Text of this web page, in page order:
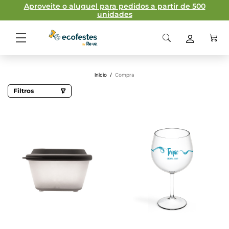
Aproveite o aluguel para pedidos a partir de 500
unidades
Início / Compra
Filtros
Acessórios sustentáveis
Copos Champanhe
Copos personalizados
Pratos reutilizáveis